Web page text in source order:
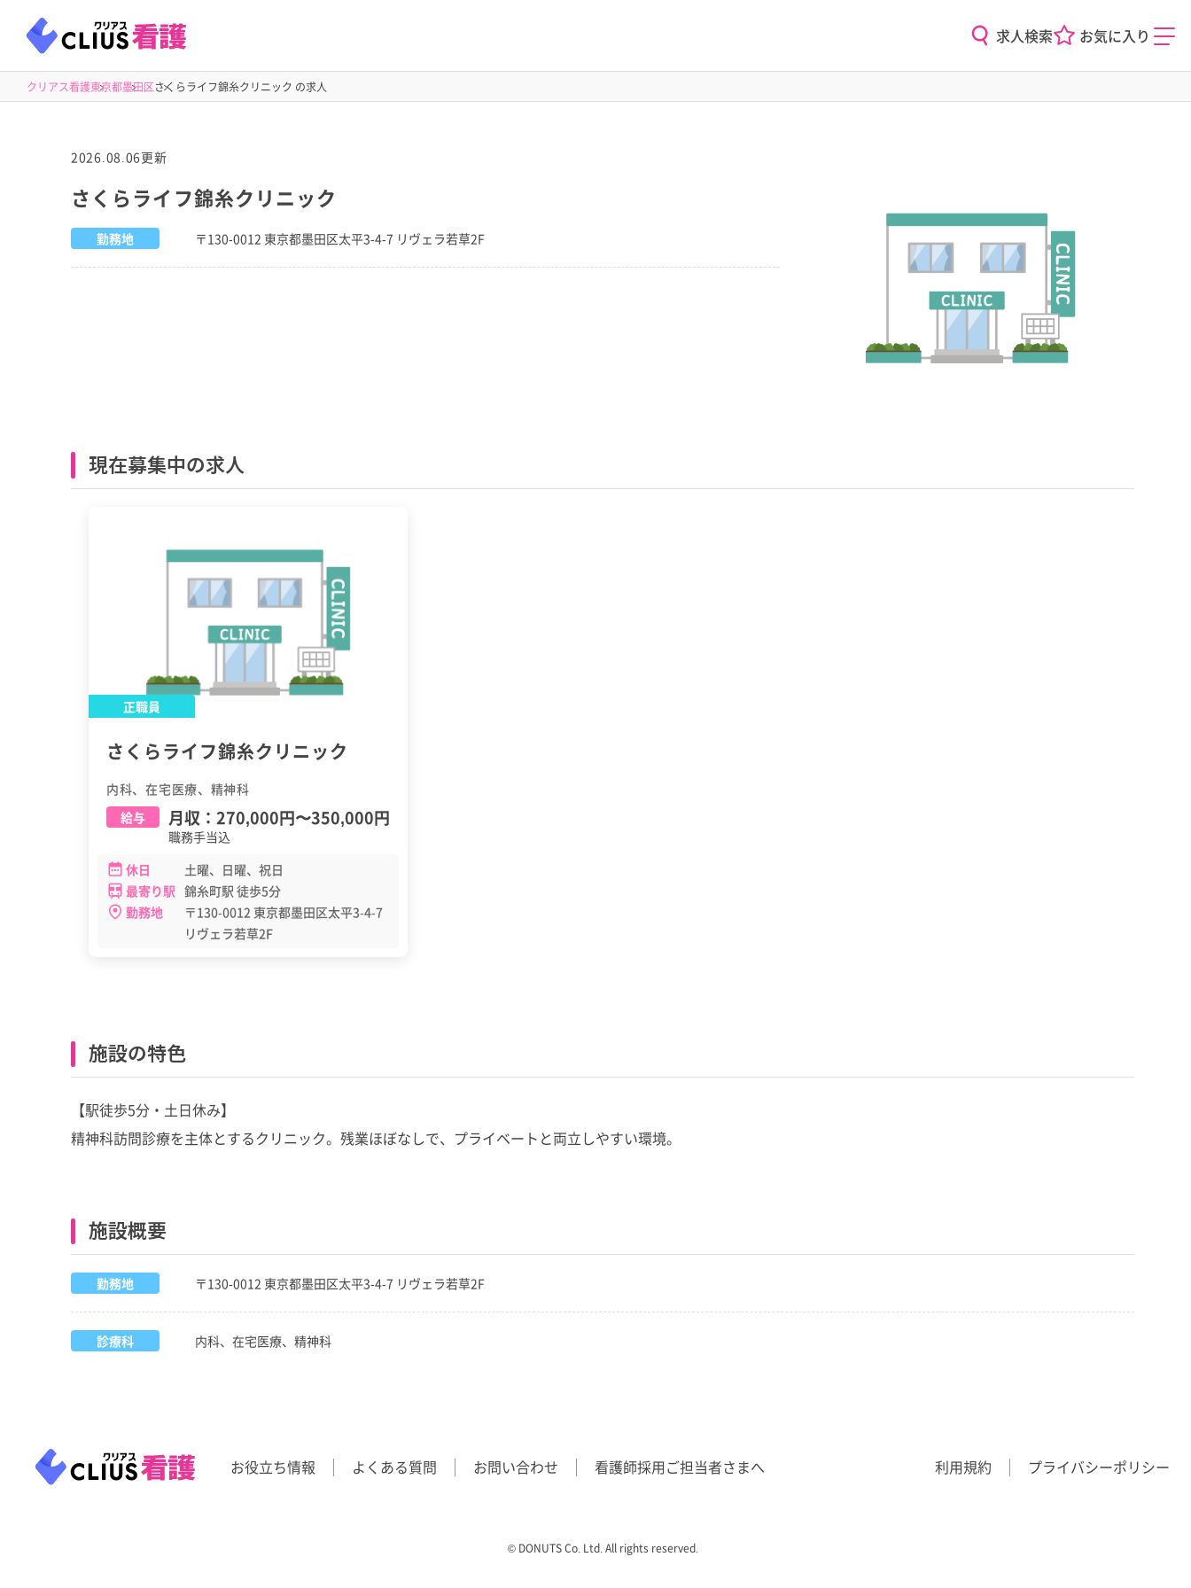
求人検索 お気に入り
クリアス看護東京都墨田区さくらライフ錦糸クリニック の求人
2026.08.06更新
さくらライフ錦糸クリニック
勤務地 〒130-0012 東京都墨田区太平3-4-7 リヴェラ若草2F
現在募集中の求人
正職員
さくらライフ錦糸クリニック
内科、在宅医療、精神科
給与
月収： 270,000円〜350,000円
職務手当込
休日
土曜、日曜、祝日
最寄り駅 錦糸町駅 徒歩5分
勤務地
〒130-0012 東京都墨田区太平3-4-7
リヴェラ若草2F
施設の特色
【駅徒歩5分・土日休み】
精神科訪問診療を主体とするクリニック。残業ほぼなしで、プライベートと両立しやすい環境。
施設概要
勤務地 〒130-0012 東京都墨田区太平3-4-7 リヴェラ若草2F
診療科 内科、在宅医療、精神科
お役立ち情報 よくある質問 お問い合わせ 看護師採用ご担当者さまへ 利用規約 プライバシーポリシー
©︎ DONUTS Co. Ltd. All rights reserved.